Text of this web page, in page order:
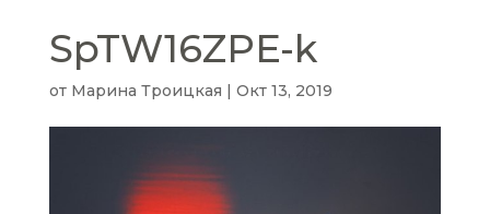
SpTW16ZPE-k
от Марина Троицкая | Окт 13, 2019